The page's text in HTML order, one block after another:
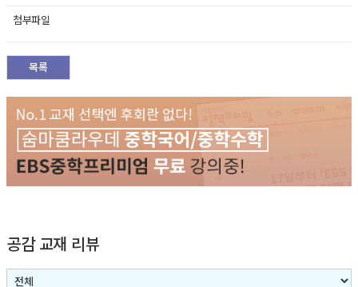
첨부파일
목록
공감 교재 리뷰